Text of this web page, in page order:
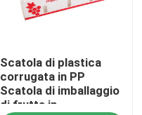
Scatola di plastica
corrugata in PP
Scatola di imballaggio
di frutta in